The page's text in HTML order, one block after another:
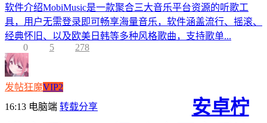
软件介绍MobiMusic是一款聚合三大音乐平台资源的听歌工
具，用户无需登录即可畅享海量音乐，软件涵盖流行、摇滚、
经典怀旧、以及欧美日韩等多种风格歌曲，支持歌单...
0
5 278
发帖狂魔VIP2
16:13 电脑端 转载分享
安卓柠